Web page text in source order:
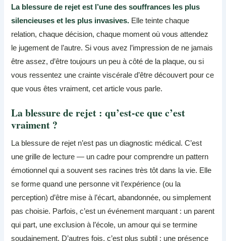
La blessure de rejet est l’une des souffrances les plus
silencieuses et les plus invasives. Elle teinte chaque
relation, chaque décision, chaque moment où vous attendez
le jugement de l’autre. Si vous avez l’impression de ne jamais
être assez, d’être toujours un peu à côté de la plaque, ou si
vous ressentez une crainte viscérale d’être découvert pour ce
que vous êtes vraiment, cet article vous parle.
La blessure de rejet : qu’est-ce que c’est
vraiment ?
La blessure de rejet n’est pas un diagnostic médical. C’est
une grille de lecture — un cadre pour comprendre un pattern
émotionnel qui a souvent ses racines très tôt dans la vie. Elle
se forme quand une personne vit l’expérience (ou la
perception) d’être mise à l’écart, abandonnée, ou simplement
pas choisie. Parfois, c’est un événement marquant : un parent
qui part, une exclusion à l’école, un amour qui se termine
soudainement. D’autres fois, c’est plus subtil : une présence